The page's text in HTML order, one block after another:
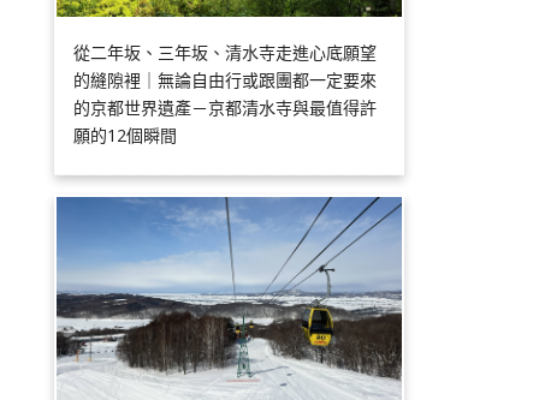
從二年坂、三年坂、清水寺走進心底願望
的縫隙裡｜無論自由行或跟團都一定要來
的京都世界遺產－京都清水寺與最值得許
願的12個瞬間